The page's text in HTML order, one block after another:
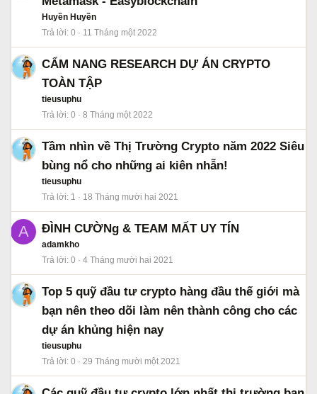
Huyền Huyền
Trả lời 0 11 Tháng một 2022
CẨM NANG RESEARCH DỰ ÁN CRYPTO
TOÀN TẬP
tieusuphu
Trả lời 0 8 Tháng một 2022
Tầm nhìn về Thị Trường Crypto năm 2022 Siêu
bùng nổ cho những ai kiên nhẫn!
tieusuphu
Trả lời 1 18 Tháng mười hai 2021
A ĐÌNH CƯỜNg & TEAM MẤT UY TÍN
adamkho
Trả lời 0 4 Tháng mười hai 2021
Top 5 quỹ đầu tư crypto hàng đầu thế giới mà
bạn nên theo dõi làm nên thành công cho các
dự án khủng hiện nay
tieusuphu
Trả lời 0 29 Tháng mười một 2021